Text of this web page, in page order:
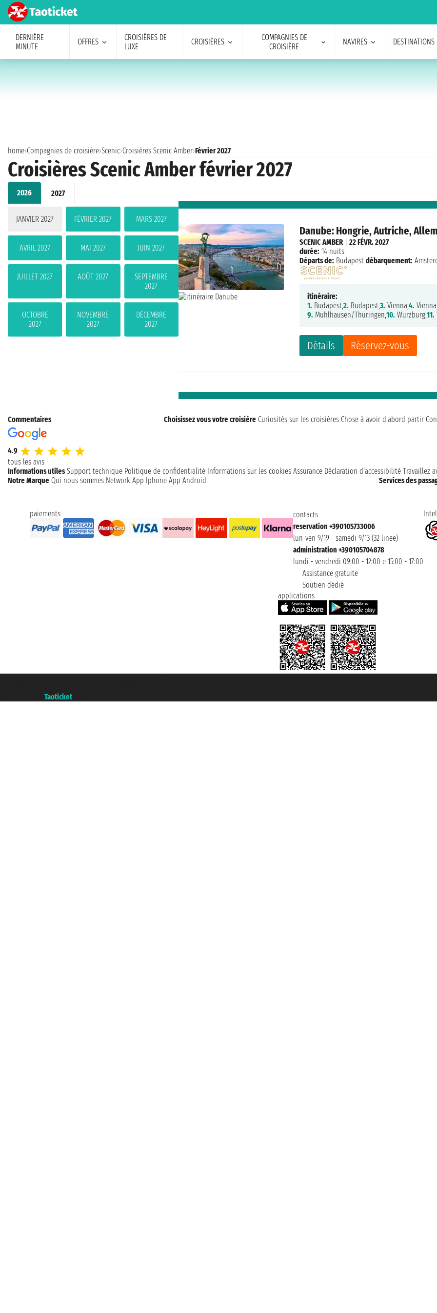
DERNIÈRE
MINUTE
OFFRES
CROISIÈRES DE
LUXE
CROISIÈRES
COMPAGNIES DE
CROISIÈRE
NAVIRES DESTINATIONS
home›Compagnies de croisière›Scenic›Croisières Scenic Amber›Février 2027
Croisières Scenic Amber février 2027
2026 2027
JANVIER 2027 FÉVRIER 2027 MARS 2027
AVRIL 2027 MAI 2027 JUIN 2027
JUILLET 2027 AOÛT 2027
SEPTEMBRE
2027
OCTOBRE
2027
NOVEMBRE
2027
DÉCEMBRE
2027
Danube: Hongrie, Autriche,
Détails Réservez-vous
SCENIC AMBER|22 FÉVR. 2027
durée: 14 nuits
Départs de: Budapest débarquement:
itinéraire:
1. Budapest,2. Budapest,3. Vienna,4.
9. Mühlhausen/Thüringen,10. Wurzburg,11.
Commentaires
4.9
tous les avis
Choisissez vous votre croisière Curiosités sur les croisières Chose à avoir d’abord partir
Informations utiles Support technique Politique de confidentialité Informations sur les cookies Assurance Déclaration d’accessibilité Travaillez
Notre Marque Qui nous sommes Network App Iphone App Android Services des
paiements
contacts
reservation +390105733006
lun-ven 9/19 - samedi 9/13 (32 linee)
administration +390105704878
lundi - vendredi 09:00 - 12:00 e 15:00 - 17:00
Assistance gratuite
Soutien dédié
applications
Taoticket